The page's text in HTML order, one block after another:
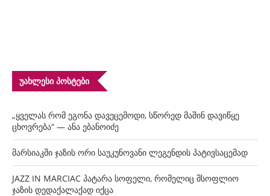
ᲣᲐᲮᲚᲔᲡᲘ ᲞᲝᲡᲢᲔᲑᲘ
„ყველას რომ ეგონა დავეცემოდი, სწორედ მაშინ დავიწყე
ცხოვრება“ — ანა ებანოიძე
მარსიაკში ჯაზის ორი საუკუნოვანი ლეგენდის პატივსაცემად
JAZZ IN MARCIAC პატარა სოფელი, რომელიც მსოფლიო
ჯაზის დედაქალაქად იქცა